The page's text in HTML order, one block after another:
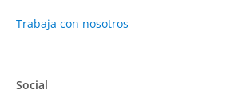
Trabaja con nosotros
Social